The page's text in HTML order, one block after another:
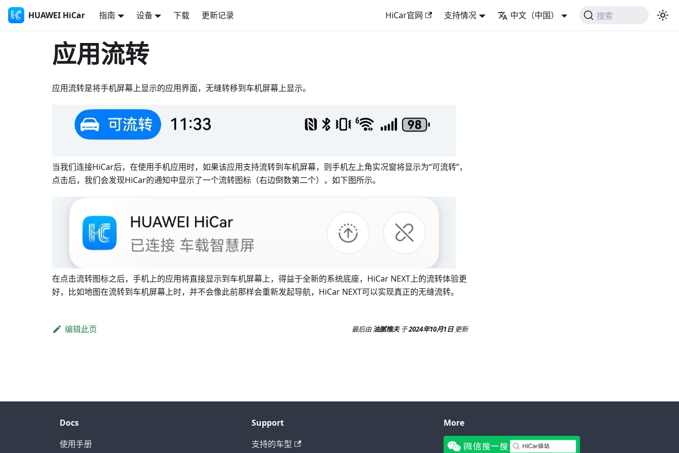
HUAWEI HiCar 指南 设备 下载 更新记录 HiCar官网 支持情况 中文（中国） 搜索
应用流转
应用流转是将手机屏幕上显示的应用界面，无缝转移到车机屏幕上显示。
当我们连接HiCar后，在使用手机应用时，如果该应用支持流转到车机屏幕，则手机左上角实况窗将显示为“可流转”，
点击后，我们会发现HiCar的通知中显示了一个流转图标（右边倒数第二个），如下图所示。
在点击流转图标之后，手机上的应用将直接显示到车机屏幕上，得益于全新的系统底座，HiCar NEXT上的流转体验更
好，比如地图在流转到车机屏幕上时，并不会像此前那样会重新发起导航，HiCar NEXT可以实现真正的无缝流转。
编辑此页 最后由油腻樵夫 于2024年10月1日 更新
Docs
使用手册
Support
支持的车型
More